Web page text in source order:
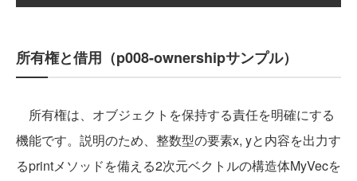
所有権と借用（p008-ownershipサンプル）
所有権は、オブジェクトを保持する責任を明確にする
機能です。説明のため、整数型の要素x, yと内容を出力す
るprintメソッドを備える2次元ベクトルの構造体MyVecを